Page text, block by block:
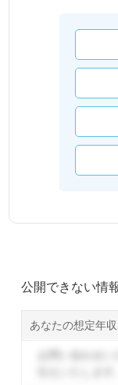
公開できない情
あなたの想定年収